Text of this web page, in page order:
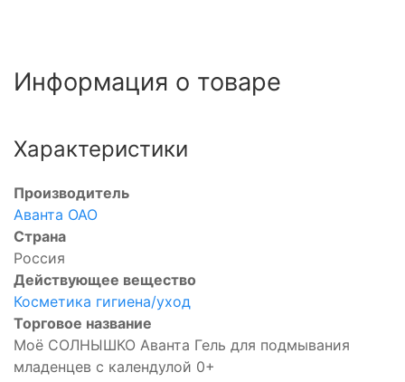
Информация о товаре
Характеристики
Производитель
Аванта ОАО
Страна
Россия
Действующее вещество
Косметика гигиена/уход
Торговое название
Моё СОЛНЫШКО Аванта Гель для подмывания
младенцев с календулой 0+